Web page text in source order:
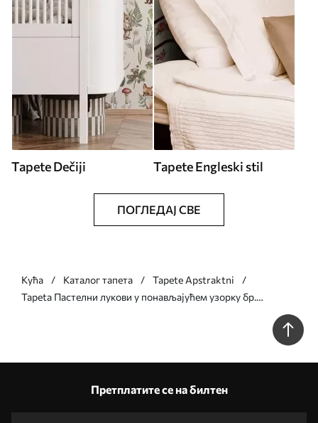
Tapete Dečiji Tapete Engleski stil
ПОГЛЕДАЈ СВЕ
Кућа Каталог тапета
Tapete Apstraktni
Tapeta Пастелни лукови у понављајућем узорку бр.
Претплатите се на билтен